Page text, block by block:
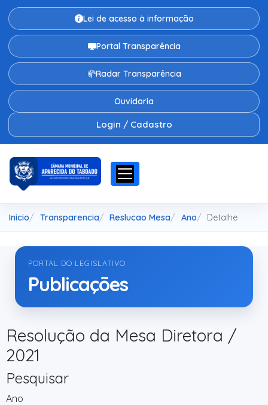
Lei de acesso à informação
Portal Transparência
Radar Transparência
Ouvidoria
Login / Cadastro
Inicio Transparencia Reslucao Mesa Ano Detalhe
PORTAL DO LEGISLATIVO
Publicações
Resolução da Mesa Diretora /
2021
Pesquisar
Ano